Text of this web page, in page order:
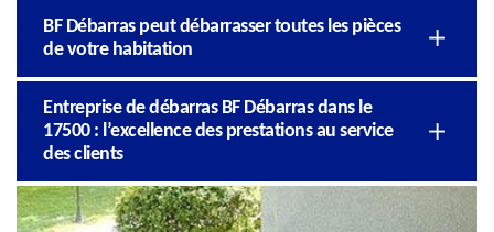
BF Débarras peut débarrasser toutes les pièces
de votre habitation
Entreprise de débarras BF Débarras dans le
17500 : l’excellence des prestations au service
des clients